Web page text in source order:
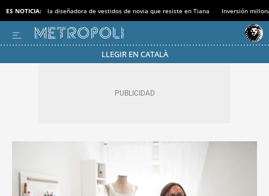
ES NOTICIA: la diseñadora de vestidos de novia que resiste en Tiana Inversión
LLEGIR EN CATALÀ